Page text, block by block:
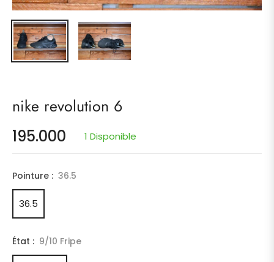
nike revolution 6
Prix
habituel
195.000 1 Disponible
Pointure : 36.5
36.5
État : 9/10 Fripe